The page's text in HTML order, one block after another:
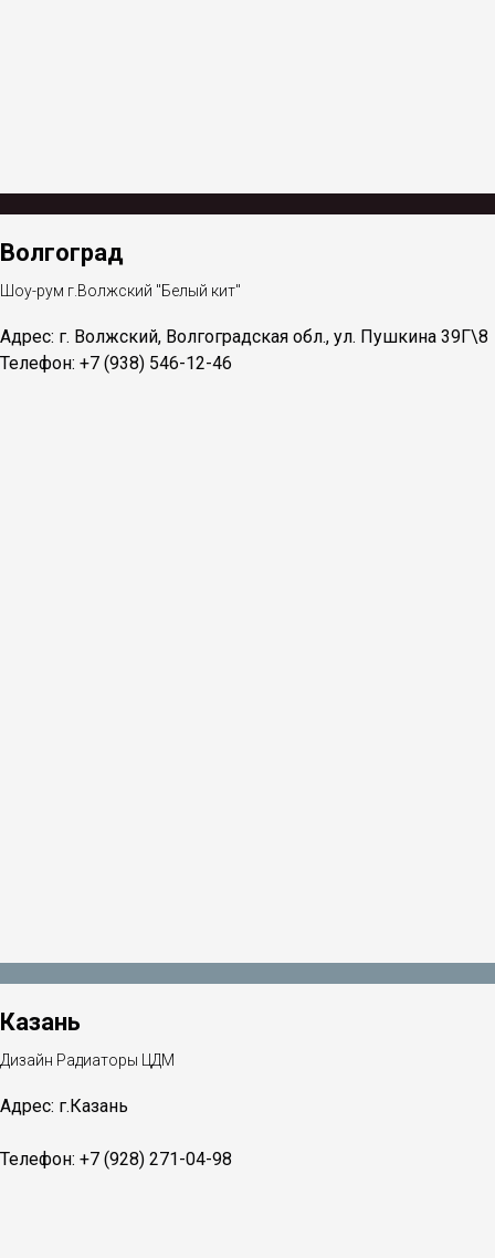
Волгоград
Шоу-рум г.Волжский "Белый кит"
Адрес: г. Волжский, Волгоградская обл., ул. Пушкина 39Г\8
Телефон: +7 (938) 546-12-46
Казань
Дизайн Радиаторы ЦДМ
Адрес: г.Казань
Телефон: +7 (928) 271-04-98